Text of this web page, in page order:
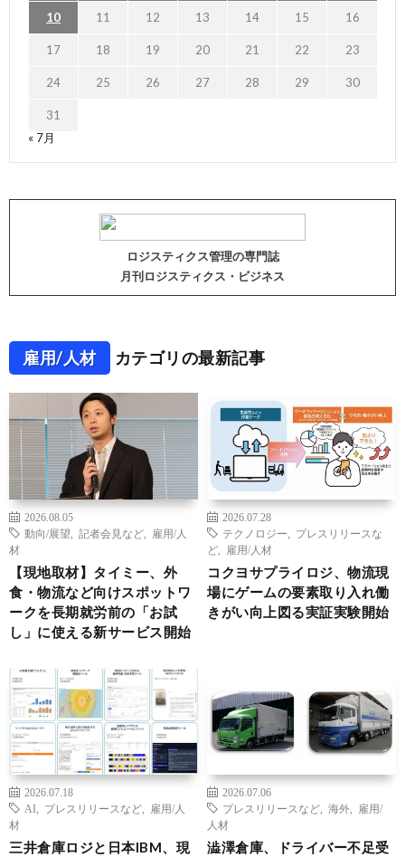
10 11 12 13 14 15 16
17 18 19 20 21 22 23
24 25 26 27 28 29 30
31
« 7月
ロジスティクス管理の専門誌
月刊ロジスティクス・ビジネス
雇用/人材 カテゴリの最新記事
2026.08.05
動向/展望
記者会見など
雇用/人
材
【現地取材】タイミー、外
食・物流など向けスポットワ
ークを長期就労前の「お試
し」に使える新サービス開始
2026.07.28
テクノロジー
プレスリリースな
ど
雇用/人材
コクヨサプライロジ、物流現
場にゲームの要素取り入れ働
きがい向上図る実証実験開始
2026.07.18
AI
プレスリリースなど
雇用/人
材
三井倉庫ロジと日本IBM、現
2026.07.06
プレスリリースなど
海外
雇用/
人材
澁澤倉庫、ドライバー不足受